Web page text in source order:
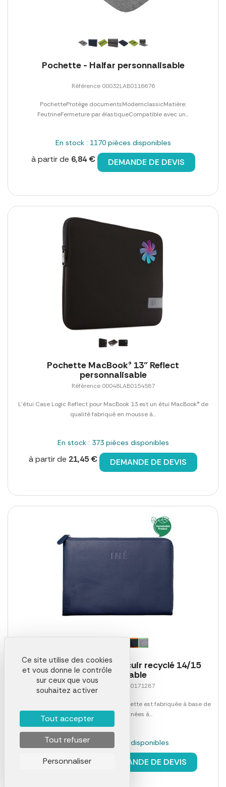
Pochette - Halfar personnalisable
Référence 00032LAB0116676
PochetteProtège documentsModernclassicMatière:
FeutrineFermeture par élastiqueCompatible avec un...
En stock : 1170 pièces disponibles
à partir de 6,84 € DEMANDE DE DEVIS
Pochette MacBook® 13" Reflect
personnalisable
Référence 00048LAB0154587
L'étui Case Logic Reflect pour MacBook 13 est un étui MacBook® de
qualité fabriqué en mousse à...
En stock : 373 pièces disponibles
à partir de 21,45 € DEMANDE DE DEVIS
Pochette ordinateur en cuir recyclé 14/15
personnalisable
Référence 01559LAB0171287
Design élégant et intemporel, cette pochette est fabriquée à base de
chutes de cuir destinées à...
En stock : 233 pièces disponibles
à partir de34,38 € DEMANDE DE DEVIS
Ce site utilise des cookies
et vous donne le contrôle
sur ceux que vous
souhaitez activer
Tout accepter
Tout refuser
Personnaliser